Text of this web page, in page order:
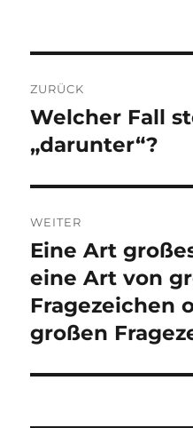
ZURÜCK
Vorheriger
Beitrag:
Welcher Fall
„darunter“?
WEITER
Nächster
Beitrag:
Eine Art
eine Art von
Fragezeichen
großen